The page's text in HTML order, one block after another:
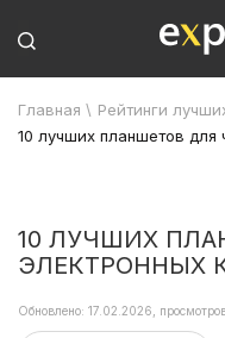
Главная \ Рейтинги
10 лучших планшетов для
10 ЛУЧШИХ
ЭЛЕКТРОННЫХ
Обновлено: 17.02.2026,